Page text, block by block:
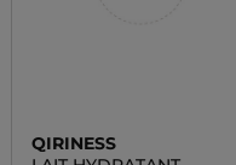
QIRINESS